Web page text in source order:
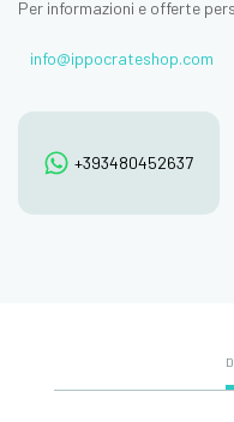
Per informazioni e offerte
info@ippocrateshop.com
+393480452637